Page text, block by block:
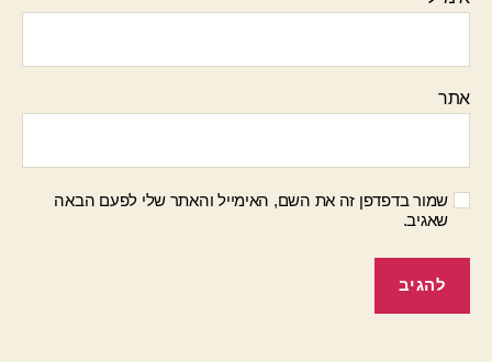
אתר
שמור בדפדפן זה את השם, האימייל והאתר שלי לפעם הבאה
שאגיב.